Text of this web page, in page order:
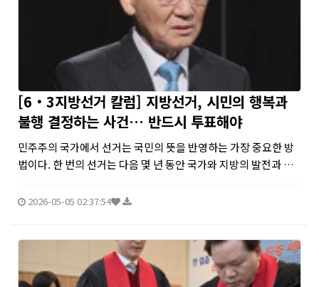
[6‧3지방선거 칼럼] 지방선거, 시민의 행복과
불행 결정하는 사건… 반드시 투표해야
민주주의 국가에서 선거는 국민의 뜻을 반영하는 가장 중요한 방
법이다. 한 번의 선거는 다음 몇 년 동안 국가와 지방의 발전과 후
중앙정부보다 주민의 삶에 더 직접적인 영향을 준다. 주민의 뜻을
2026-05-05 02:37:54